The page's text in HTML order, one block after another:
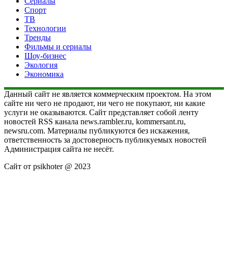
Спорт
ТВ
Технологии
Тренды
Фильмы и сериалы
Шоу-бизнес
Экология
Экономика
Данный сайт не является коммерческим проектом. На этом
сайте ни чего не продают, ни чего не покупают, ни какие
услуги не оказываются. Сайт представляет собой ленту
новостей RSS канала news.rambler.ru, kommersant.ru,
newsru.com. Материалы публикуются без искажения,
ответственность за достоверность публикуемых новостей
Администрация сайта не несёт.
Сайт от psikhoter @ 2023